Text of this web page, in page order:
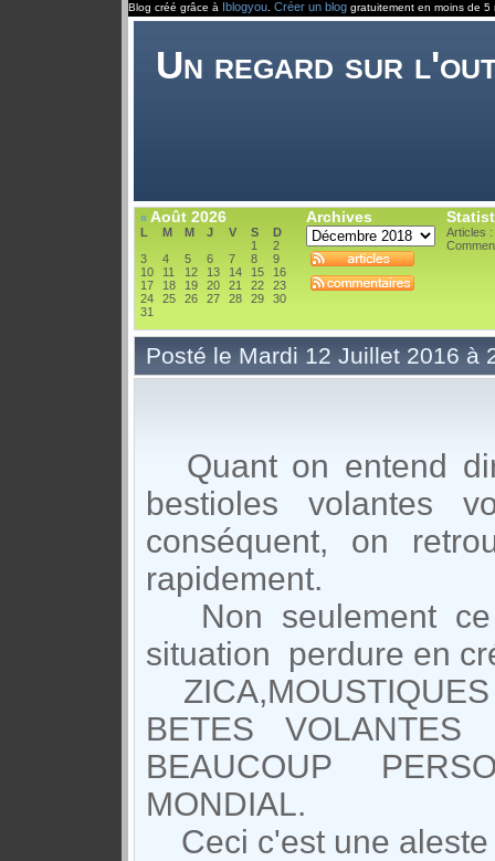
Blog créé grâce à Iblogyou Créer un blog gratuitement en moins de 5
Un regard sur
« Août 2026
L M M J V S
D
1
2
3
4 5 6 7 8
9
10
11 12 13 14 15
16
17
18 19 20 21 22
23
24
25 26 27 28 29
30
31
Archives
Articles :
Posté le Mardi 12 Juillet 2016 à
Quant on entend
bestioles volantes
conséquent, on
rapidement.
Non seulement ce
situation perdure en
BETES
BEAUCOUP
MONDIAL.
Ceci c'est une aleste